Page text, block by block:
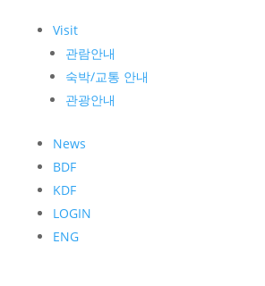
Visit
관람안내
숙박/교통 안내
관광안내
News
BDF
KDF
LOGIN
ENG